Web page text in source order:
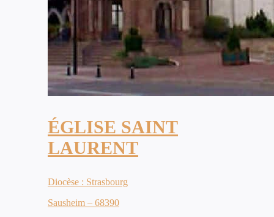
ÉGLISE SAINT
LAURENT
Diocèse : Strasbourg
Sausheim – 68390